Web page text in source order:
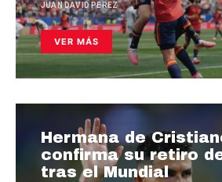
JUAN DAVID PEREZ
VER MÁS
Hermana de
confirma su retiro
tras el Mundial